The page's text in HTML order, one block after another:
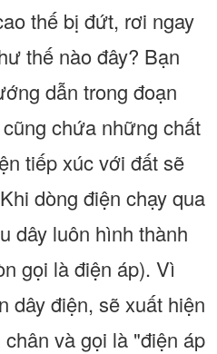
thế bị đứt, rơi ngay
thế nào đây? Bạn
dẫn trong đoạn
chứa những chất
tiếp xúc với đất sẽ
dòng điện chạy qua
dây luôn hình thành
gọi là điện áp). Vì
dây điện, sẽ xuất hiện
và gọi là "điện áp